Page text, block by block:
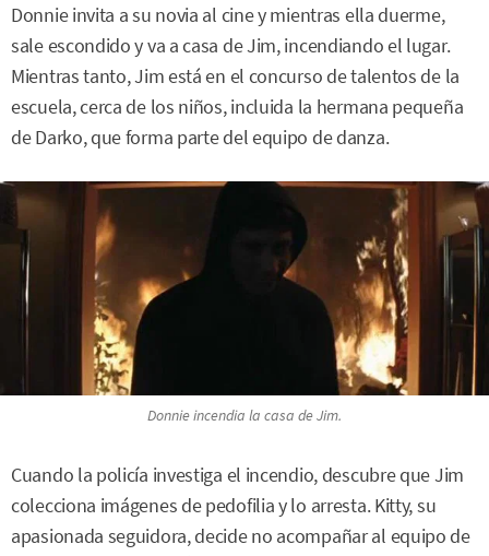
Donnie invita a su novia al cine y mientras ella duerme,
sale escondido y va a casa de Jim, incendiando el lugar.
Mientras tanto, Jim está en el concurso de talentos de la
escuela, cerca de los niños, incluida la hermana pequeña
de Darko, que forma parte del equipo de danza.
Donnie incendia la casa de Jim.
Cuando la policía investiga el incendio, descubre que Jim
colecciona imágenes de pedofilia y lo arresta. Kitty, su
apasionada seguidora, decide no acompañar al equipo de